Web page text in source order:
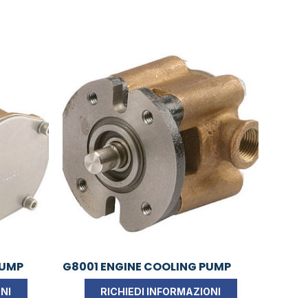
G8001 ENGINE COOLING PUMP
RICHIEDI INFORMAZIONI